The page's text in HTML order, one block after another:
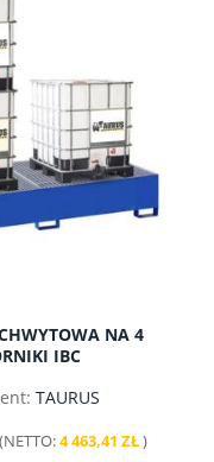
NA 4
IBC
TAURUS
(NETTO:4 463,41 ZŁ)